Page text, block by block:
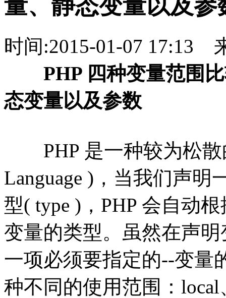
量、静态变量以及参
时间:2015-01-07 17:13
PHP 四种变量范围比
态变量以及参数
PHP 是一种较为松散
Language )，当我们声
型( type )，PHP 会自动
变量的类型。虽然在声
一项必须要指定的--变量
种不同的使用范围：local